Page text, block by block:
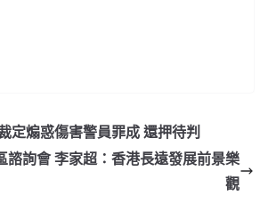
定煽惑傷害警員罪成 還押待判
諮詢會 李家超：香港長遠發展前景樂
觀